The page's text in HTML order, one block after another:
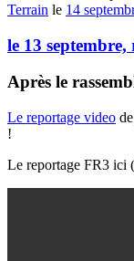
Terrain le 14
le 13 septembre,
Après le
Le reportage video
!
Le reportage FR3 ici